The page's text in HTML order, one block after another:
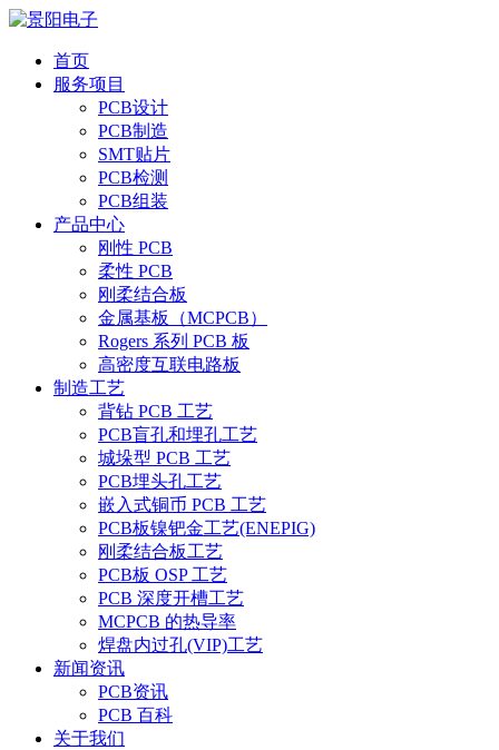
首页
服务项目
PCB设计
PCB制造
SMT贴片
PCB检测
PCB组装
产品中心
刚性 PCB
柔性 PCB
刚柔结合板
金属基板（MCPCB）
Rogers 系列 PCB 板
高密度互联电路板
制造工艺
背钻 PCB 工艺
PCB盲孔和埋孔工艺
城垛型 PCB 工艺
PCB埋头孔工艺
嵌入式铜币 PCB 工艺
PCB板镍钯金工艺(ENEPIG)
刚柔结合板工艺
PCB板 OSP 工艺
PCB 深度开槽工艺
MCPCB 的热导率
焊盘内过孔(VIP)工艺
新闻资讯
PCB资讯
PCB 百科
关于我们